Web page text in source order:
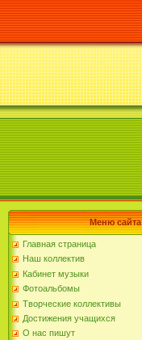
Меню сайта
Главная страница
Наш коллектив
Кабинет музыки
Фотоальбомы
Творческие коллективы
Достижения учащихся
О нас пишут